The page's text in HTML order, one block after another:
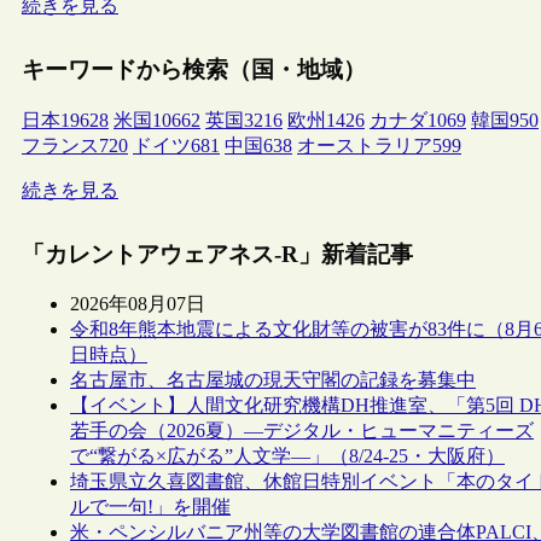
続きを見る
キーワードから検索（国・地域）
日本19628 米国 10662 英国3216 欧州 1426 カナダ1069 韓国950
フランス720 ドイツ681 中国638 オーストラリア599
続きを見る
「カレントアウェアネス-R」新着記事
2026年08月07日
令和8年熊本地震による文化財等の被害が83件に（8月
日時点）
名古屋市、名古屋城の現天守閣の記録を募集中
【イベント】人間文化研究機構DH推進室、「第5回
若手の会（2026夏）―デジタル・ヒューマニティーズ
で“繋がる×広がる”人文学―」（8/24-25・大阪府）
埼玉県立久喜図書館、休館日特別イベント「本のタイ
ルで一句!」を開催
米・ペンシルバニア州等の大学図書館の連合体PALCI、